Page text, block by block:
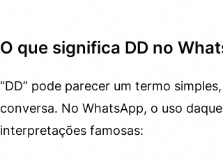
O que significa DD no
“DD” pode parecer um termo
conversa. No WhatsApp, o uso
interpretações famosas: